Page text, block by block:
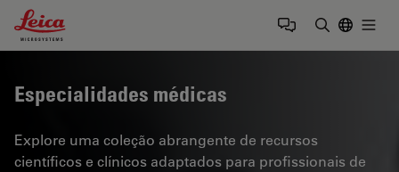
Leica Microsystems Logo
Especialidades médicas
Explore uma coleção abrangente de recursos
científicos e clínicos adaptados para profissionais de